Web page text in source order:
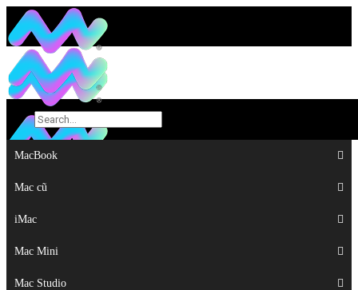
MacBook
Mac cũ
iMac
Mac Mini
MacBook
Mac cũ
iMac
Mac Mini
Mac Studio